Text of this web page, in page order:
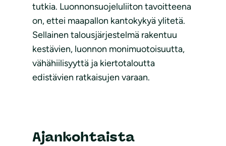
tutkia. Luonnonsuojeluliiton tavoitteena
on, ettei maapallon kantokykyä ylitetä.
Sellainen talousjärjestelmä rakentuu
kestävien, luonnon monimuotoisuutta,
vähähiilisyyttä ja kiertotaloutta
edistävien ratkaisujen varaan.
Ajankohtaista